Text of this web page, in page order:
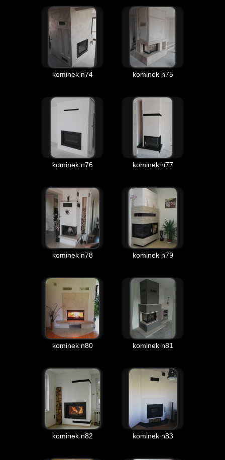
kominek n74 kominek n75
kominek n76 kominek n77
kominek n78 kominek n79
kominek n80 kominek n81
kominek n82 kominek n83